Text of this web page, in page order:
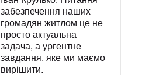
забезпечення наших
громадян житлом це не
просто актуальна
задача, а ургентне
завдання, яке ми маємо
вирішити.